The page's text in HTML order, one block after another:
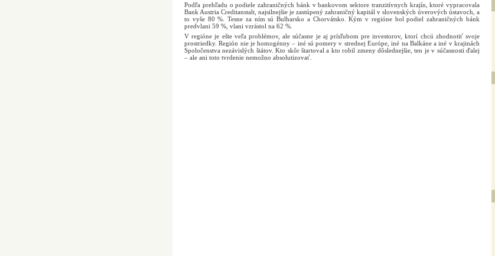
Podľa prehľadu o podiele zahraničných bánk v bankovom sektore tranzitívnych krajín, ktoré vypracovala
Bank Austria Creditanstalt, najsilnejšie je zastúpený zahraničný kapitál v slovenských úverových ústavoch, a
to vyše 80 %. Tesne za ním sú Bulharsko a Chorvátsko. Kým v regióne bol podiel zahraničných bánk
predvlani 59 %, vlani vzrástol na 62 %.
V regióne je ešte veľa problémov, ale súčasne je aj prísľubom pre investorov, ktorí chcú zhodnotiť svoje
prostriedky. Región nie je homogénny – iné sú pomery v strednej Európe, iné na Balkáne a iné v krajinách
Spoločenstva nezávislých štátov. Kto skôr štartoval a kto robil zmeny dôslednejšie, ten je v súčasnosti ďalej
– ale ani toto tvrdenie nemožno absolutizovať.